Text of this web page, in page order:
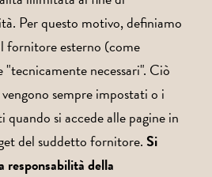
Per questo motivo, definiamo
fornitore esterno (come
necessari". Ciò
sempre impostati o i
si accede alle pagine in
del suddetto fornitore.Si
responsabilità della